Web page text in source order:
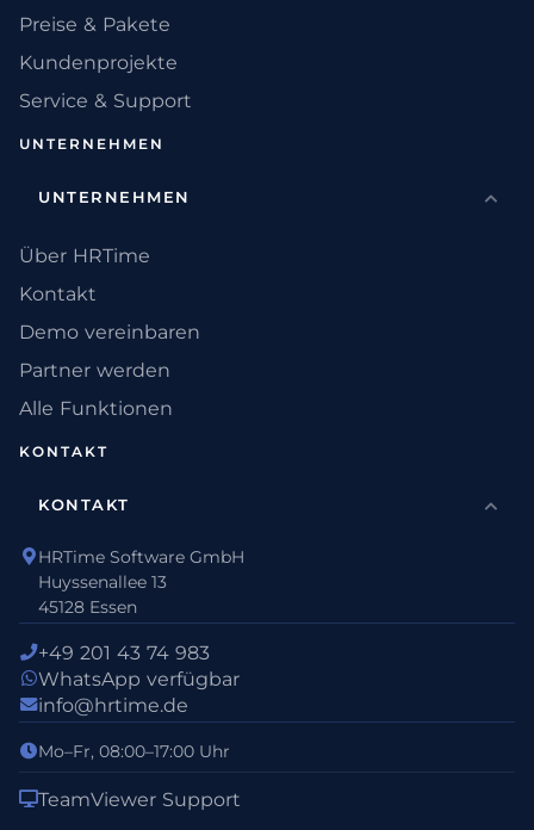
Preise & Pakete
Kundenprojekte
Service & Support
UNTERNEHMEN
UNTERNEHMEN
Über HRTime
Kontakt
Demo vereinbaren
Partner werden
Alle Funktionen
KONTAKT
KONTAKT
HRTime Software GmbH
Huyssenallee 13
45128 Essen
+49 201 43 74 983
WhatsApp verfügbar
info@hrtime.de
Mo–Fr, 08:00–17:00 Uhr
TeamViewer Support